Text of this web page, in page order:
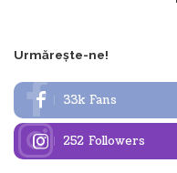
Urmărește-ne!
33k Fans
252 Followers